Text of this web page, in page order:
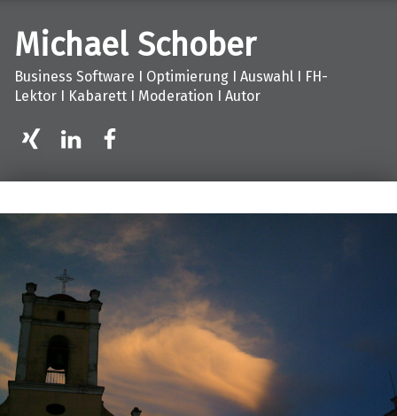
Michael Schober
Business Software I Optimierung I Auswahl I FH-
Lektor I Kabarett I Moderation I Autor